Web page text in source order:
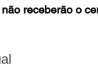
receberão o